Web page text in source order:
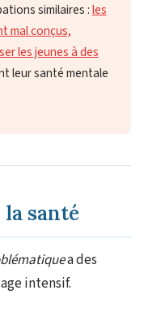
similaires :les
mal conçus,
les jeunes à des
leur santé mentale
la santé
a des
intensif.